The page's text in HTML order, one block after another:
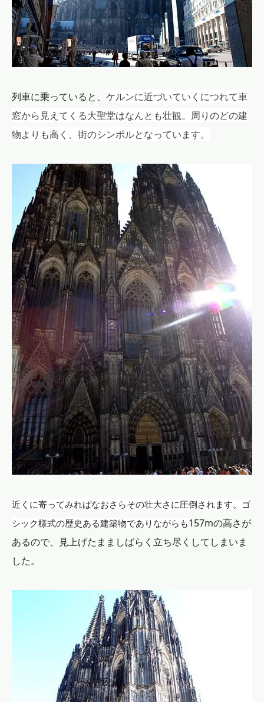
列車に乗っていると、 ケルンに近づいていくにつれて車
窓から見えてくる大聖堂はなんとも壮観。周りのどの建
物よりも高く、街のシンボルとなっています。
近くに寄ってみればなおさらその壮大さに圧倒されます。ゴ
シック様式の歴史ある建築物でありながらも157mの高さが
あるので、見上げたまましばらく立ち尽くしてしまいま
した。